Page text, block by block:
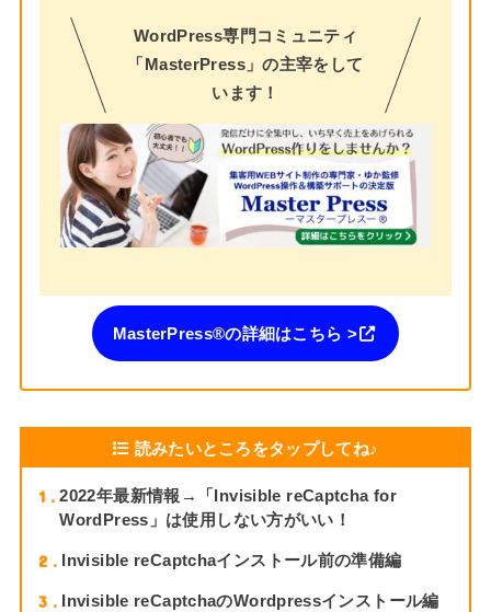
WordPress専門コミュニティ
「MasterPress」の主宰をして
います！
MasterPress®︎の詳細はこちら >
読みたいところをタップしてね♪
1
2022年最新情報→「Invisible reCaptcha for
WordPress」は使用しない方がいい！
2 Invisible reCaptchaインストール前の準備編
3 Invisible reCaptchaのWordpressインストール編